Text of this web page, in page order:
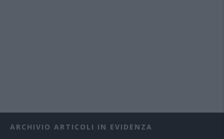
ARCHIVIO ARTICOLI IN EVIDENZA